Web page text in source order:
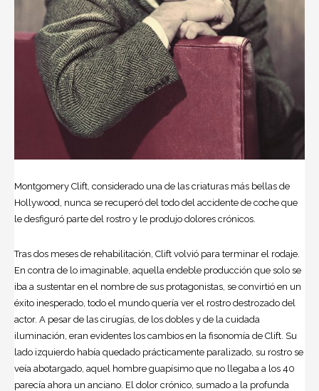
Montgomery Clift, considerado una de las criaturas más bellas de
Hollywood, nunca se recuperó del todo del accidente de coche que
le desfiguró parte del rostro y le produjo dolores crónicos.
Tras dos meses de rehabilitación, Clift volvió para terminar el rodaje.
En contra de lo imaginable, aquella endeble producción que solo se
iba a sustentar en el nombre de sus protagonistas, se convirtió en un
éxito inesperado, todo el mundo quería ver el rostro destrozado del
actor. A pesar de las cirugías, de los dobles y de la cuidada
iluminación, eran evidentes los cambios en la fisonomía de Clift. Su
lado izquierdo había quedado prácticamente paralizado, su rostro se
veía abotargado, aquel hombre guapísimo que no llegaba a los 40
parecía ahora un anciano. El dolor crónico, sumado a la profunda